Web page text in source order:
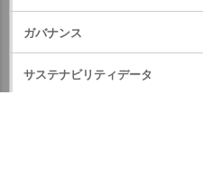
ガバナンス
サステナビリティデータ